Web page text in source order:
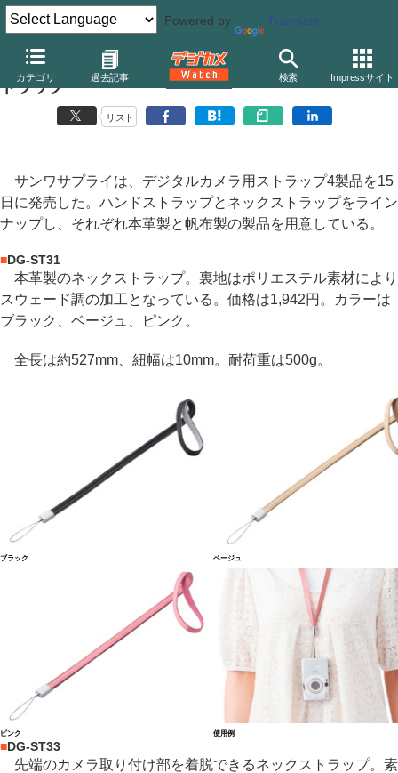
Powered by Translate
カテゴリ 過去記事 検索 Impressサイト
サンワサプライ、本革製などコンパクトデジカメ用ス
トラップ
リスト
サンワサプライは、デジタルカメラ用ストラップ4製品を15
日に発売した。ハンドストラップとネックストラップをライン
ナップし、それぞれ本革製と帆布製の製品を用意している。
■DG-ST31
本革製のネックストラップ。裏地はポリエステル素材により
スウェード調の加工となっている。価格は1,942円。カラーは
ブラック、ベージュ、ピンク。
全長は約527mm、紐幅は10mm。耐荷重は500g。
ブラック ベージュ
ピンク 使用例
■DG-ST33
先端のカメラ取り付け部を着脱できるネックストラップ。素